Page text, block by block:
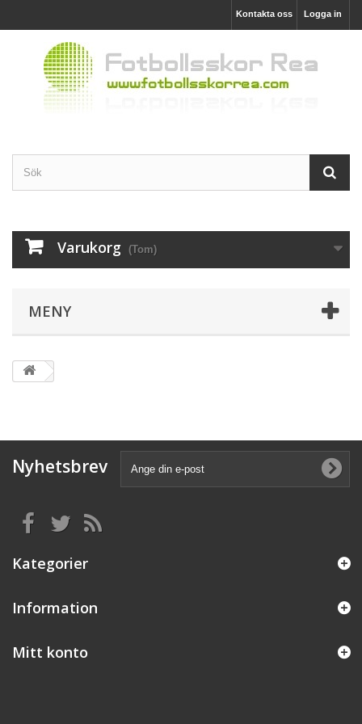
Logga in
Kontakta oss
Varukorg (Tom)
MENY
Nyhetsbrev
Kategorier
Information
Mitt konto